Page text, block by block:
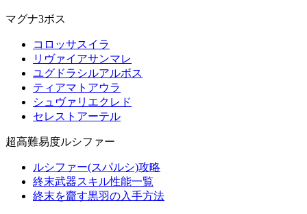
マグナ3ボス
コロッサスイラ
リヴァイアサンマレ
ユグドラシルアルボス
ティアマトアウラ
シュヴァリエクレド
セレストアーテル
超高難易度ルシファー
ルシファー(スパルシ)攻略
終末武器スキル性能一覧
終末を齎す黒羽の入手方法